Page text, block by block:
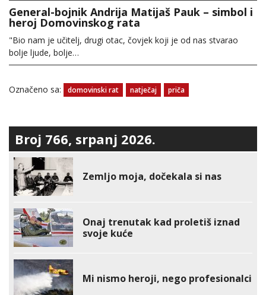
General-bojnik Andrija Matijaš Pauk – simbol i
heroj Domovinskog rata
"Bio nam je učitelj, drugi otac, čovjek koji je od nas stvarao
bolje ljude, bolje…
Označeno sa: domovinski rat natječaj priča
Broj 766, srpanj 2026.
Zemljo moja, dočekala si nas
Onaj trenutak kad proletiš iznad
svoje kuće
Mi nismo heroji, nego profesionalci